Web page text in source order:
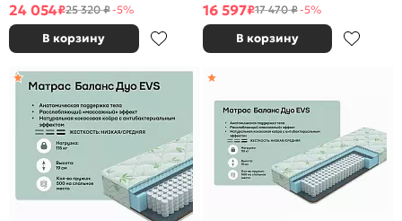
24 054₽25 320 ₽-5%
В корзину
16 597₽17 470 ₽-5%
В корзину